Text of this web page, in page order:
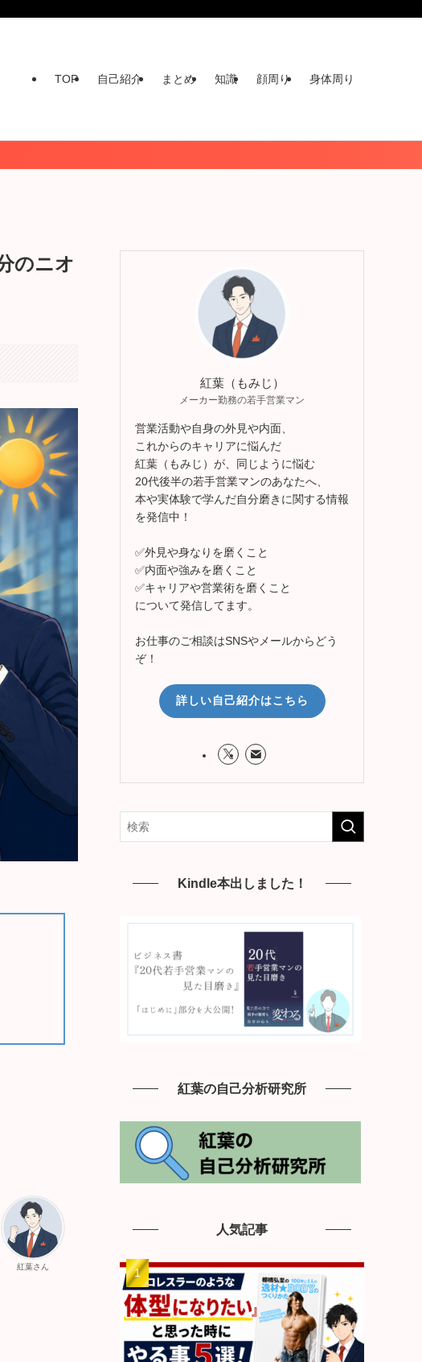
TOP 自己紹介 まとめ 知識 顔周り 身体周り
のニオ
紅葉さん
紅葉（もみじ）
メーカー勤務の若手営業マン
営業活動や自身の外見や内面、
これからのキャリアに悩んだ
紅葉（もみじ）が、同じように悩む
20代後半の若手営業マンのあなたへ、
本や実体験で学んだ自分磨きに関する情報
を発信中！
✅外見や身なりを磨くこと
✅内面や強みを磨くこと
✅キャリアや営業術を磨くこと
について発信してます。
お仕事のご相談はSNSやメールからどう
ぞ！
詳しい自己紹介はこちら
Kindle本出しました！
紅葉の自己分析研究所
人気記事